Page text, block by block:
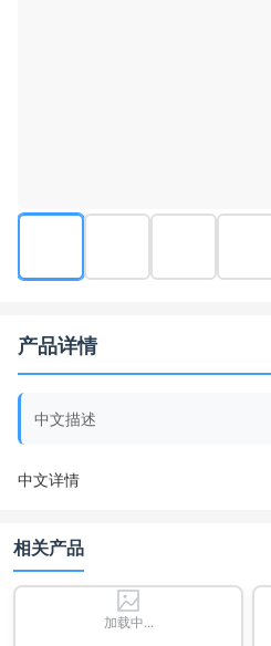
产品详情
中文描述
中文详情
相关产品
加载中...